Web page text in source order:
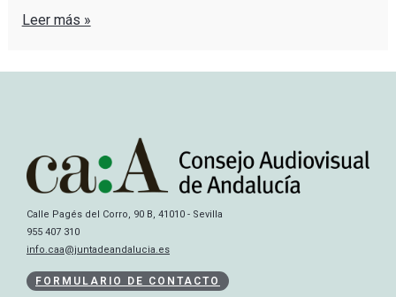
Leer más »
Calle Pagés del Corro, 90 B, 41010 - Sevilla
955 407 310
info.caa@juntadeandalucia.es
FORMULARIO DE CONTACTO